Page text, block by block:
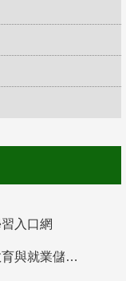
入口網
青年教育與就業儲蓄帳戶